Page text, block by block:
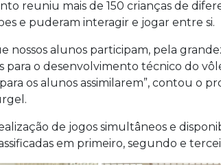
reuniu mais de 150 crianças de
e puderam interagir e jogar entre si.
nossos alunos participam, pela
para o desenvolvimento técnico do
os alunos assimilarem”, contou o
de jogos simultâneos e
em primeiro, segundo e